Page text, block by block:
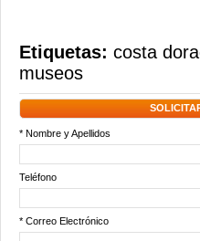
Etiquetas: costa
museos
* Nombre y Apellidos
Teléfono
* Correo Electrónico